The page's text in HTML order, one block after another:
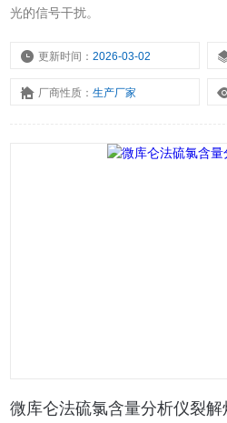
光的信号干扰。
更新时间：2026-03-02
厂商性质：生产厂家
微库仑法硫氯含量分析仪裂解